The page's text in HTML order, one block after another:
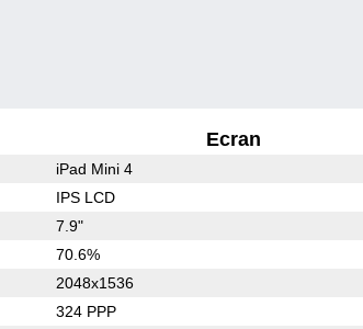
Ecran
iPad Mini 4
IPS LCD
7.9"
70.6%
2048x1536
324 PPP